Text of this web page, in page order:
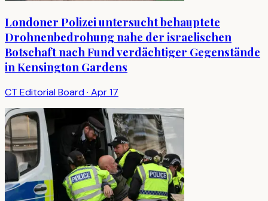
Londoner Polizei untersucht behauptete
Drohnenbedrohung nahe der israelischen
Botschaft nach Fund verdächtiger Gegenstände
in Kensington Gardens
CT Editorial Board· Apr 17